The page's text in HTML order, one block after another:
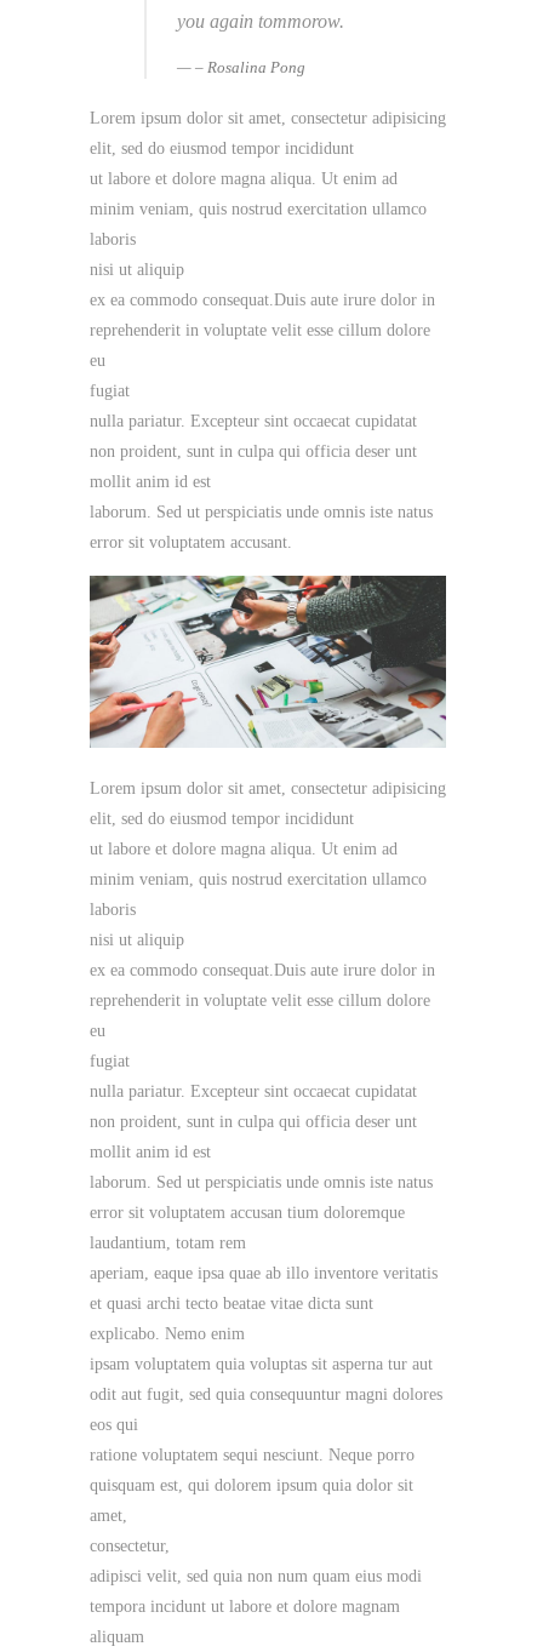
you again tommorow.
– Rosalina Pong
Lorem ipsum dolor sit amet, consectetur adipisicing
elit, sed do eiusmod tempor incididunt
ut labore et dolore magna aliqua. Ut enim ad
minim veniam, quis nostrud exercitation ullamco
laboris
nisi ut aliquip
ex ea commodo consequat.Duis aute irure dolor in
reprehenderit in voluptate velit esse cillum dolore
eu
fugiat
nulla pariatur. Excepteur sint occaecat cupidatat
non proident, sunt in culpa qui officia deser unt
mollit anim id est
laborum. Sed ut perspiciatis unde omnis iste natus
error sit voluptatem accusant.
Lorem ipsum dolor sit amet, consectetur adipisicing
elit, sed do eiusmod tempor incididunt
ut labore et dolore magna aliqua. Ut enim ad
minim veniam, quis nostrud exercitation ullamco
laboris
nisi ut aliquip
ex ea commodo consequat.Duis aute irure dolor in
reprehenderit in voluptate velit esse cillum dolore
eu
fugiat
nulla pariatur. Excepteur sint occaecat cupidatat
non proident, sunt in culpa qui officia deser unt
mollit anim id est
laborum. Sed ut perspiciatis unde omnis iste natus
error sit voluptatem accusan tium doloremque
laudantium, totam rem
aperiam, eaque ipsa quae ab illo inventore veritatis
et quasi archi tecto beatae vitae dicta sunt
explicabo. Nemo enim
ipsam voluptatem quia voluptas sit asperna tur aut
odit aut fugit, sed quia consequuntur magni dolores
eos qui
ratione voluptatem sequi nesciunt. Neque porro
quisquam est, qui dolorem ipsum quia dolor sit
amet,
consectetur,
adipisci velit, sed quia non num quam eius modi
tempora incidunt ut labore et dolore magnam
aliquam